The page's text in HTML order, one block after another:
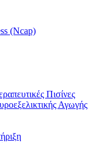
(Ncap)
Πισίνες
Αγωγής